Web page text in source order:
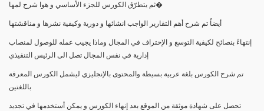
ثم يتطرّق الكورس للجزء الأساسي و هوا شرح لمها�
أيضاً تم شرح أهم التقارير الواجب انشائها و دورية وكيفية نشرها و مناقشتها
إنتهاءً بنصائح لكيفية التوسع و الإحتراف في المجال وماذا يجيب عمله للوصول لمنصاب
إدارية في نفس المجال تصل الى الرئيس التنفيذي
تم شرح الكورس بلغة عربية بسيطة والمحتوى بالإنجليزي ليشمل الكورس المعرفة
باللغتين
تحصل على شهادة موثقة من الموقع بعد إنهاء الكورس و يمكن أستخدمها في تجديد